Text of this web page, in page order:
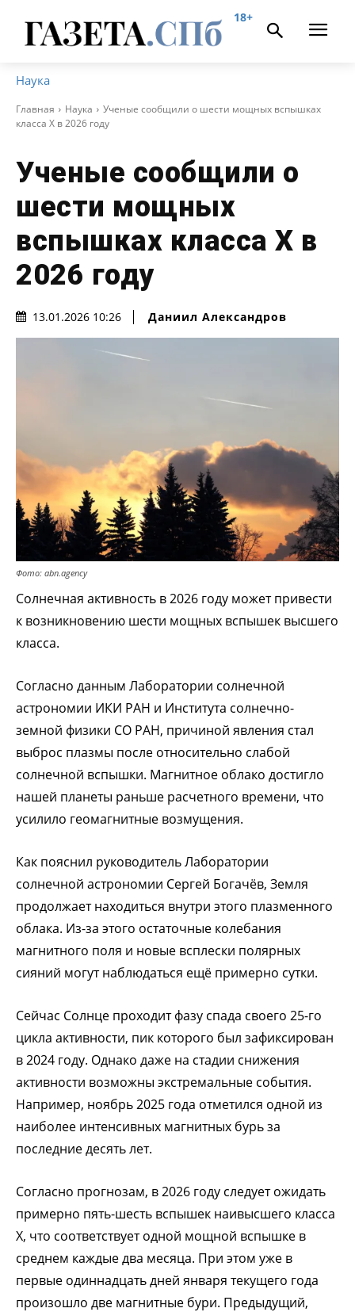
18+
Наука
Главная Наука
Ученые сообщили о шести мощных вспышках
класса Х в 2026 году
Ученые сообщили о
шести мощных
вспышках класса Х в
2026 году
13.01.2026 10:26 Даниил Александров
Фото: abn.agency
Солнечная активность в 2026 году может привести
к возникновению шести мощных вспышек высшего
класса.
Согласно данным Лаборатории солнечной
астрономии ИКИ РАН и Института солнечно-
земной физики СО РАН, причиной явления стал
выброс плазмы после относительно слабой
солнечной вспышки. Магнитное облако достигло
нашей планеты раньше расчетного времени, что
усилило геомагнитные возмущения.
Как пояснил руководитель Лаборатории
солнечной астрономии Сергей Богачёв, Земля
продолжает находиться внутри этого плазменного
облака. Из-за этого остаточные колебания
магнитного поля и новые всплески полярных
сияний могут наблюдаться ещё примерно сутки.
Сейчас Солнце проходит фазу спада своего 25-го
цикла активности, пик которого был зафиксирован
в 2024 году. Однако даже на стадии снижения
активности возможны экстремальные события.
Например, ноябрь 2025 года отметился одной из
наиболее интенсивных магнитных бурь за
последние десять лет.
Согласно прогнозам, в 2026 году следует ожидать
примерно пять-шесть вспышек наивысшего класса
Х, что соответствует одной мощной вспышке в
среднем каждые два месяца. При этом уже в
первые одиннадцать дней января текущего года
произошло две магнитные бури. Предыдущий,